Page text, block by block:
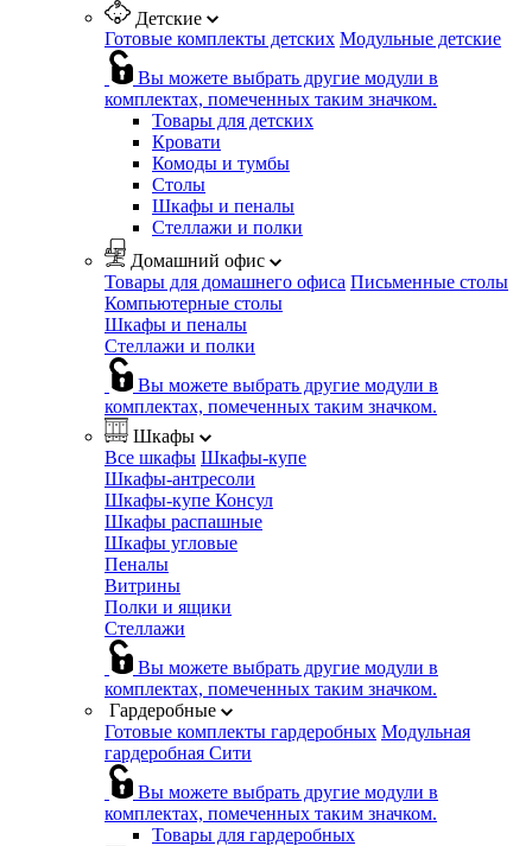
Детские
Готовые комплекты детских Модульные детские
Вы можете выбрать другие модули в
комплектах, помеченных таким значком.
Товары для детских
Кровати
Комоды и тумбы
Столы
Шкафы и пеналы
Стеллажи и полки
Домашний офис
Товары для домашнего офиса Письменные столы
Компьютерные столы
Шкафы и пеналы
Стеллажи и полки
Вы можете выбрать другие модули в
комплектах, помеченных таким значком.
Шкафы
Все шкафы Шкафы-купе
Шкафы-антресоли
Шкафы-купе Консул
Шкафы распашные
Шкафы угловые
Пеналы
Витрины
Полки и ящики
Стеллажи
Вы можете выбрать другие модули в
комплектах, помеченных таким значком.
Гардеробные
Готовые комплекты гардеробных Модульная
гардеробная Сити
Вы можете выбрать другие модули в
комплектах, помеченных таким значком.
Товары для гардеробных